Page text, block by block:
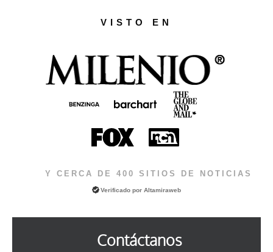
VISTO EN
Y CERCA DE 400 SITIOS DE NOTICIAS
Verificado porAltamiraweb
Contáctanos